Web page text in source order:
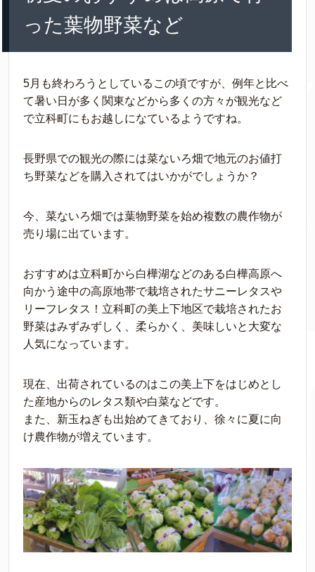
った葉物野菜など
5月も終わろうとしているこの頃ですが、例年と比べ
て暑い日が多く関東などから多くの方々が観光など
で立科町にもお越しになているようですね。
長野県での観光の際には菜ないろ畑で地元のお値打
ち野菜などを購入されてはいかがでしょうか？
今、菜ないろ畑では葉物野菜を始め複数の農作物が
売り場に出ています。
おすすめは立科町から白樺湖などのある白樺高原へ
向かう途中の高原地帯で栽培されたサニーレタスや
リーフレタス！立科町の美上下地区で栽培されたお
野菜はみずみずしく、柔らかく、美味しいと大変な
人気になっています。
現在、出荷されているのはこの美上下をはじめとし
た産地からのレタス類や白菜などです。
また、新玉ねぎも出始めてきており、徐々に夏に向
け農作物が増えています。